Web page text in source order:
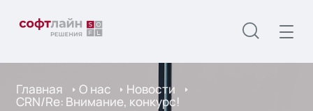
Главная О нас Новости
CRN/Re: Внимание, конкурс!